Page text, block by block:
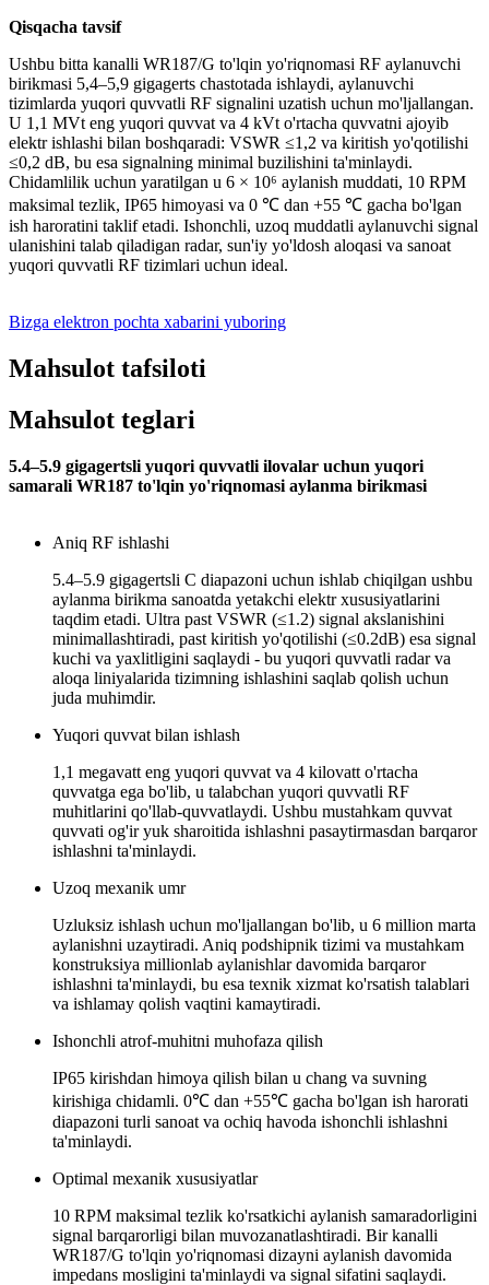
Qisqacha tavsif
Ushbu bitta kanalli WR187/G to'lqin yo'riqnomasi RF aylanuvchi
birikmasi 5,4–5,9 gigagerts chastotada ishlaydi, aylanuvchi
tizimlarda yuqori quvvatli RF signalini uzatish uchun mo'ljallangan.
U 1,1 MVt eng yuqori quvvat va 4 kVt o'rtacha quvvatni ajoyib
elektr ishlashi bilan boshqaradi: VSWR ≤1,2 va kiritish yo'qotilishi
≤0,2 dB, bu esa signalning minimal buzilishini ta'minlaydi.
Chidamlilik uchun yaratilgan u 6 × 10⁶ aylanish muddati, 10 RPM
maksimal tezlik, IP65 himoyasi va 0 ℃ dan +55 ℃ gacha bo'lgan
ish haroratini taklif etadi. Ishonchli, uzoq muddatli aylanuvchi signal
ulanishini talab qiladigan radar, sun'iy yo'ldosh aloqasi va sanoat
yuqori quvvatli RF tizimlari uchun ideal.
Bizga elektron pochta xabarini yuboring
Mahsulot tafsiloti
Mahsulot teglari
5.4–5.9 gigagertsli yuqori quvvatli ilovalar uchun yuqori
samarali WR187 to'lqin yo'riqnomasi aylanma birikmasi
Aniq RF ishlashi
5.4–5.9 gigagertsli C diapazoni uchun ishlab chiqilgan ushbu
aylanma birikma sanoatda yetakchi elektr xususiyatlarini
taqdim etadi. Ultra past VSWR (≤1.2) signal akslanishini
minimallashtiradi, past kiritish yo'qotilishi (≤0.2dB) esa signal
kuchi va yaxlitligini saqlaydi - bu yuqori quvvatli radar va
aloqa liniyalarida tizimning ishlashini saqlab qolish uchun
juda muhimdir.
Yuqori quvvat bilan ishlash
1,1 megavatt eng yuqori quvvat va 4 kilovatt o'rtacha
quvvatga ega bo'lib, u talabchan yuqori quvvatli RF
muhitlarini qo'llab-quvvatlaydi. Ushbu mustahkam quvvat
quvvati og'ir yuk sharoitida ishlashni pasaytirmasdan barqaror
ishlashni ta'minlaydi.
Uzoq mexanik umr
Uzluksiz ishlash uchun mo'ljallangan bo'lib, u 6 million marta
aylanishni uzaytiradi. Aniq podshipnik tizimi va mustahkam
konstruksiya millionlab aylanishlar davomida barqaror
ishlashni ta'minlaydi, bu esa texnik xizmat ko'rsatish talablari
va ishlamay qolish vaqtini kamaytiradi.
Ishonchli atrof-muhitni muhofaza qilish
IP65 kirishdan himoya qilish bilan u chang va suvning
kirishiga chidamli. 0℃ dan +55℃ gacha bo'lgan ish harorati
diapazoni turli sanoat va ochiq havoda ishonchli ishlashni
ta'minlaydi.
Optimal mexanik xususiyatlar
10 RPM maksimal tezlik ko'rsatkichi aylanish samaradorligini
signal barqarorligi bilan muvozanatlashtiradi. Bir kanalli
WR187/G to'lqin yo'riqnomasi dizayni aylanish davomida
impedans mosligini ta'minlaydi va signal sifatini saqlaydi.